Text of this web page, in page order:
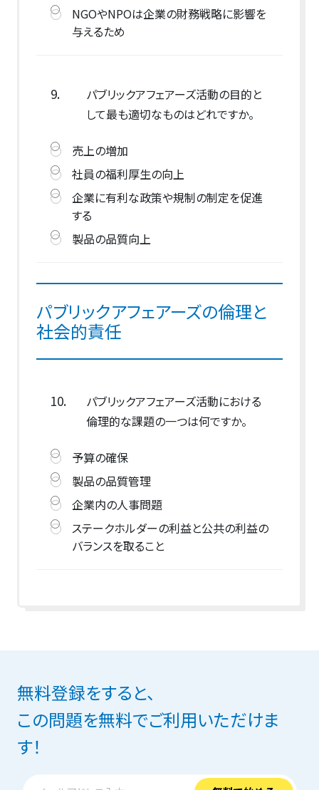
NGOやNPOは企業の財務戦略に影響を
与えるため
9.
パブリックアフェアーズ活動の目的と
して最も適切なものはどれですか。
売上の増加
社員の福利厚生の向上
企業に有利な政策や規制の制定を促進
する
製品の品質向上
パブリックアフェアーズの倫理と
社会的責任
10.
パブリックアフェアーズ活動における
倫理的な課題の一つは何ですか。
予算の確保
製品の品質管理
企業内の人事問題
ステークホルダーの利益と公共の利益の
バランスを取ること
無料登録をすると、
この問題を無料でご利用いただけま
す！